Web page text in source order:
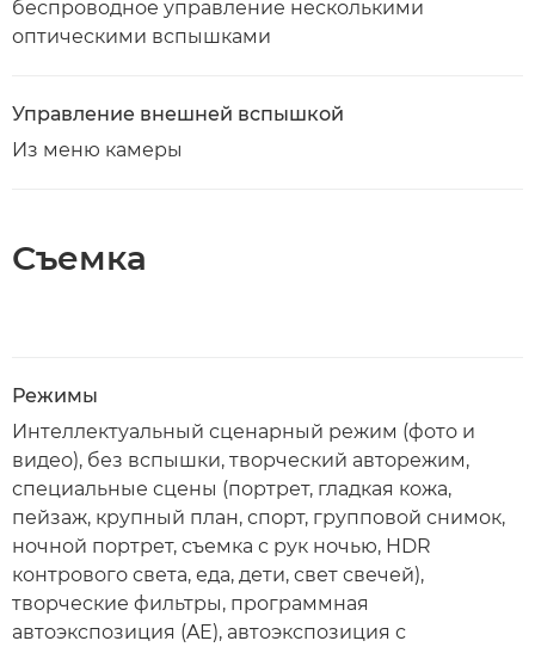
беспроводное управление несколькими
оптическими вспышками
Управление внешней вспышкой
Из меню камеры
Съемка
Режимы
Интеллектуальный сценарный режим (фото и
видео), без вспышки, творческий авторежим,
специальные сцены (портрет, гладкая кожа,
пейзаж, крупный план, спорт, групповой снимок,
ночной портрет, съемка с рук ночью, HDR
контрового света, еда, дети, свет свечей),
творческие фильтры, программная
автоэкспозиция (AE), автоэкспозиция с